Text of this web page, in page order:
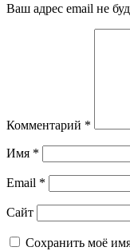
Ваш адрес email не
Комментарий *
Имя *
Email *
Сайт
Сохранить моё